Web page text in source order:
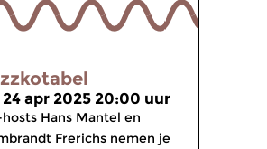
apr 2025 20:00 uur
Hans Mantel en
Frerichs nemen je